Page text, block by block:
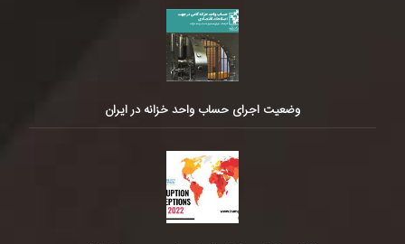
وضعیت اجرای حساب واحد خزانه در ایران